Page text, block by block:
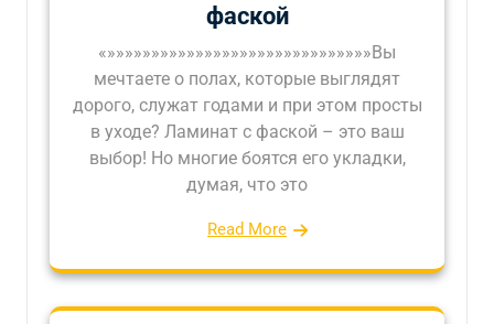
фаской
«»»»»»»»»»»»»»»»»»»»»»»»»»»»»»»Вы
мечтаете о полах, которые выглядят
дорого, служат годами и при этом просты
в уходе? Ламинат с фаской – это ваш
выбор! Но многие боятся его укладки,
думая, что это
Read More